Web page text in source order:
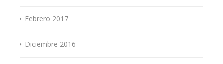
Febrero 2017
Diciembre 2016